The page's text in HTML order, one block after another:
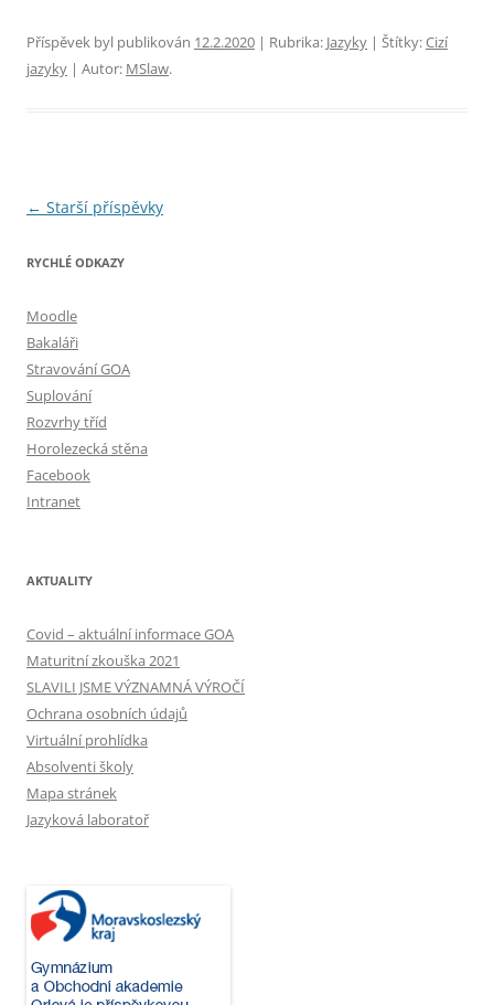
Příspěvek byl publikován 12.2.2020 | Rubrika: Jazyky | Štítky:Cizí
jazyky | Autor: MSlaw.
Navigace
příspěvky
← Starší příspěvky
RYCHLÉ ODKAZY
Moodle
Bakaláři
Stravování GOA
Suplování
Rozvrhy tříd
Horolezecká stěna
Facebook
Intranet
AKTUALITY
Covid – aktuální informace GOA
Maturitní zkouška 2021
SLAVILI JSME VÝZNAMNÁ VÝROČÍ
Ochrana osobních údajů
Virtuální prohlídka
Absolventi školy
Mapa stránek
Jazyková laboratoř